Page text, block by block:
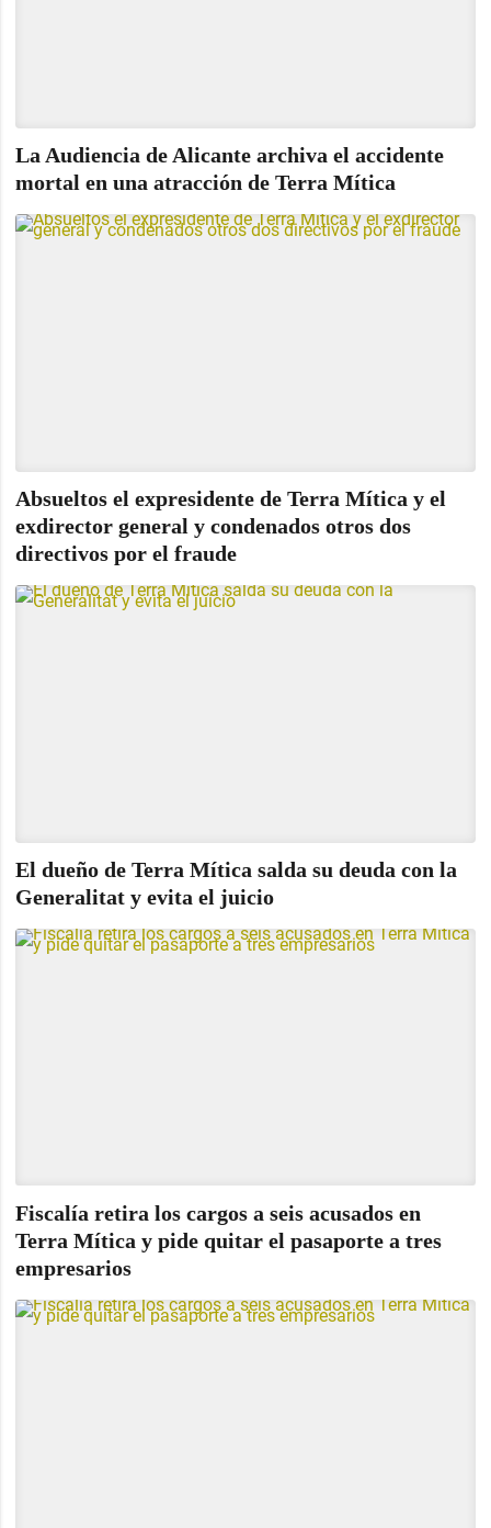
La Audiencia de Alicante archiva el accidente
mortal en una atracción de Terra Mítica
Absueltos el expresidente de Terra Mítica y el
exdirector general y condenados otros dos
directivos por el fraude
El dueño de Terra Mítica salda su deuda con la
Generalitat y evita el juicio
Fiscalía retira los cargos a seis acusados en
Terra Mítica y pide quitar el pasaporte a tres
empresarios